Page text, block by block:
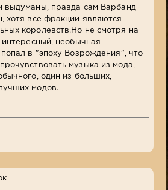
выдуманы, правда сам Варбанд
хотя все фракции являются
королевств.Но не смотря на
интересный, необычная
попал в "эпоху Возрождения", что
музыка из мода,
один из больших,
модов.